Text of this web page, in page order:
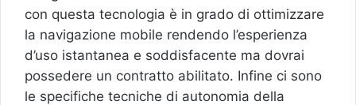
con questa tecnologia è in grado di ottimizzare
la navigazione mobile rendendo l’esperienza
d’uso istantanea e soddisfacente ma dovrai
possedere un contratto abilitato. Infine ci sono
le specifiche tecniche di autonomia della